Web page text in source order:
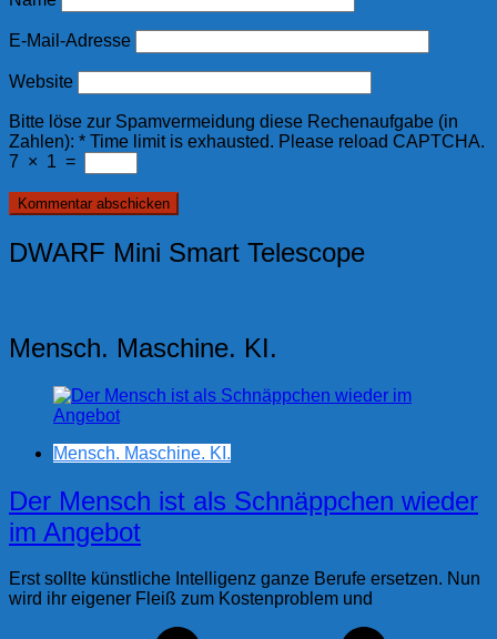
E-Mail-Adresse
Website
Bitte löse zur Spamvermeidung diese Rechenaufgabe (in
Zahlen): * Time limit is exhausted. Please reload CAPTCHA.
7 × 1 =
DWARF Mini Smart Telescope
Mensch. Maschine. KI.
Mensch. Maschine. KI.
Der Mensch ist als Schnäppchen wieder
im Angebot
Erst sollte künstliche Intelligenz ganze Berufe ersetzen. Nun
wird ihr eigener Fleiß zum Kostenproblem und